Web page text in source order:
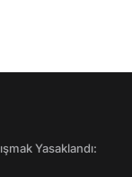
Yasaklandı: